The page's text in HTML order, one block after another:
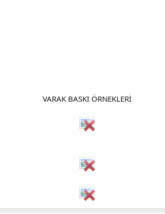
VARAK BASKI ÖRNEKLERİ